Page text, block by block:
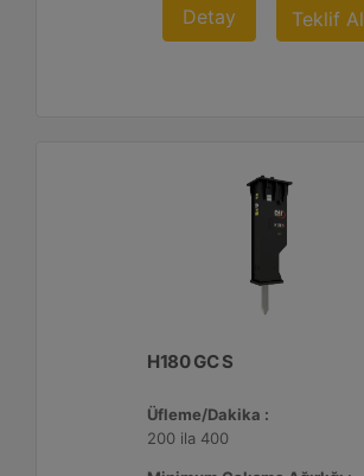
Detay Teklif Al
H180 GC S
Üfleme/Dakika :
200 ila 400